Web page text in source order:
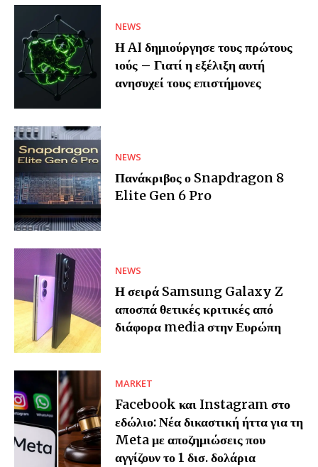
NEWS
Η AI δημιούργησε τους πρώτους
ιούς – Γιατί η εξέλιξη αυτή
ανησυχεί τους επιστήμονες
NEWS
Πανάκριβος ο Snapdragon 8
Elite Gen 6 Pro
NEWS
Η σειρά Samsung Galaxy Z
αποσπά θετικές κριτικές από
διάφορα media στην Ευρώπη
MARKET
Facebook και Instagram στο
εδώλιο: Νέα δικαστική ήττα για τη
Meta με αποζημιώσεις που
αγγίζουν το 1 δισ. δολάρια